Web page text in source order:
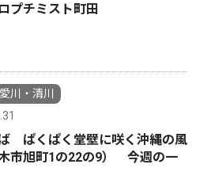
プチミスト町田
川・清川
ぱくぱく堂壁に咲く沖縄の風
市旭町1の22の9） 今週の一